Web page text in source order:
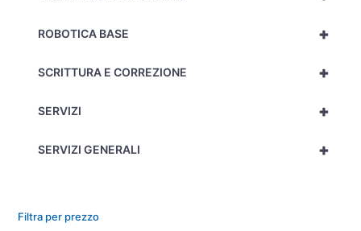
+
ROBOTICA BASE
+
SCRITTURA E CORREZIONE
+
SERVIZI
+
SERVIZI GENERALI
Filtra per prezzo